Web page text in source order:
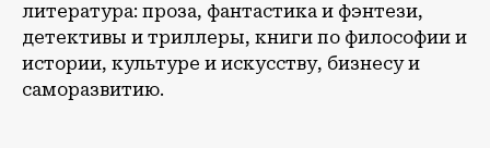
литература: проза, фантастика и фэнтези,
детективы и триллеры, книги по философии и
истории, культуре и искусству, бизнесу и
саморазвитию.